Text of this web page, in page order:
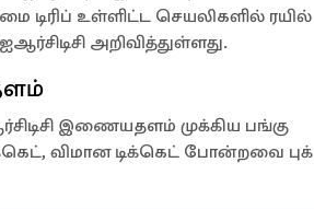
டிரிப் உள்ளிட்ட செயலிகளில் ரயில்
அறிவித்துள்ளது.
இணையதளம் முக்கிய பங்கு
விமான டிக்கெட் போன்றவை புக்